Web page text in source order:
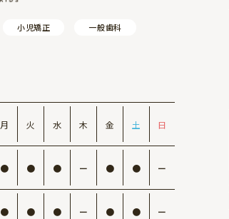
小児矯正 一般歯科
月 火 水 木 金 土 日
● ● ● ー ● ● ー
● ● ● ー ● ● ー